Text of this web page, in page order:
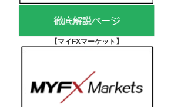
【マイFXマーケット 】